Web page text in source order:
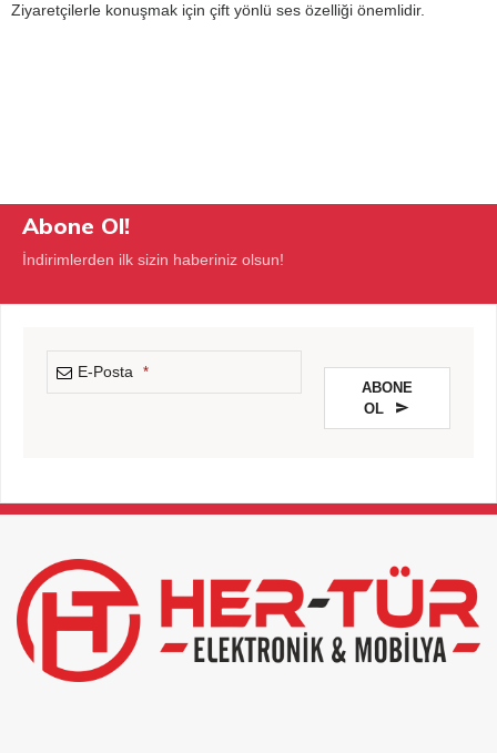
Ziyaretçilerle konuşmak için çift yönlü ses özelliği önemlidir.
Abone Ol!
İndirimlerden ilk sizin haberiniz olsun!
E-Posta *
ABONE
OL
field
left
blank